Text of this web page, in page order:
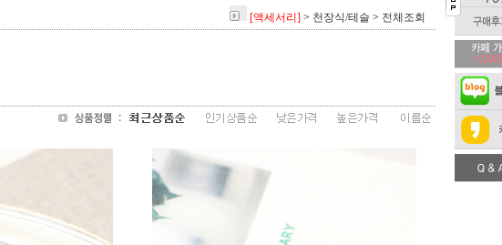
[액세서리] > 천장식/테슬 > 전체조회